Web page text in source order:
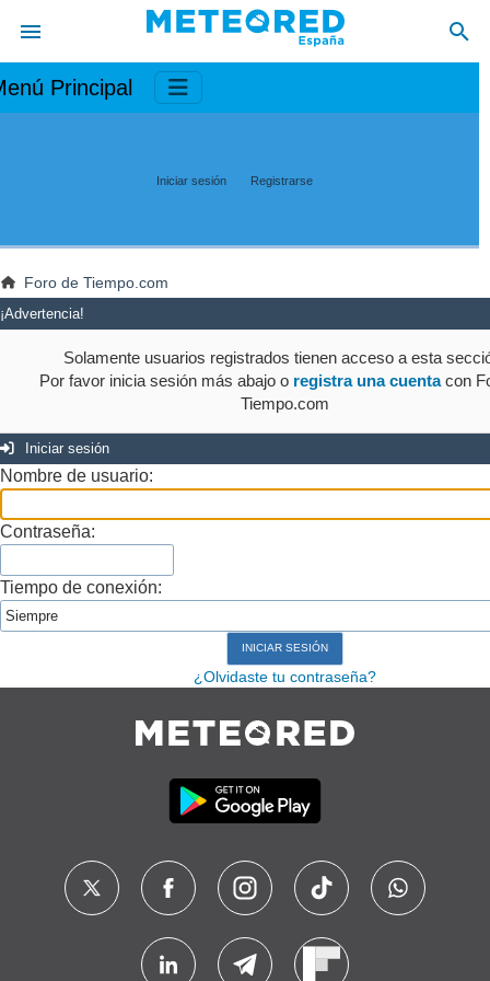
Principal
Iniciar sesión Registrarse
Foro de Tiempo.com
¡Advertencia!
Solamente usuarios registrados tienen acceso a esta
Por favor inicia sesión más abajo o registra una cuentacon
Tiempo.com
Iniciar sesión
Nombre de usuario:
Contraseña:
Tiempo de conexión:
¿Olvidaste tu contraseña?